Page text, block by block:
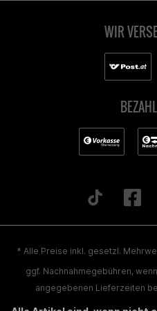
WIR
* Alle Preise inkl. gesetzl.
ggf. Nachnahmegebühren,
angegebenen Lieferzeiten